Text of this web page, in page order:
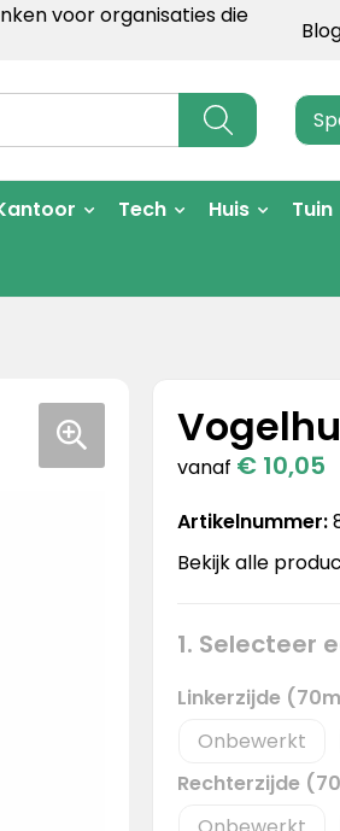
voor organisaties die
Tech Huis Tuin
vanaf € 10,05
Artikelnummer:
Bekijk alle
1. Selecteer
Linkerzijde
Onbewerkt
Rechterzijde